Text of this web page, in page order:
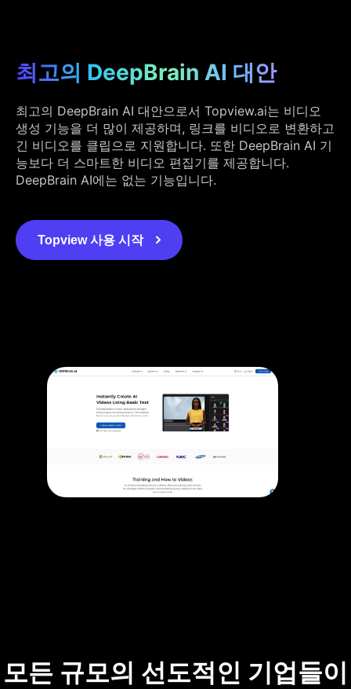
최고의 DeepBrain AI 대안
최고의 DeepBrain AI 대안으로서 Topview.ai는 비디오
생성 기능을 더 많이 제공하며, 링크를 비디오로 변환하고
긴 비디오를 클립으로 지원합니다. 또한 DeepBrain AI 기
능보다 더 스마트한 비디오 편집기를 제공합니다.
DeepBrain AI에는 없는 기능입니다.
Topview 사용 시작
모든 규모의 선도적인 기업들이